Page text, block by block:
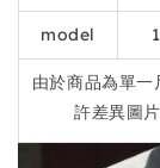
model
由於商品為單
許差異圖